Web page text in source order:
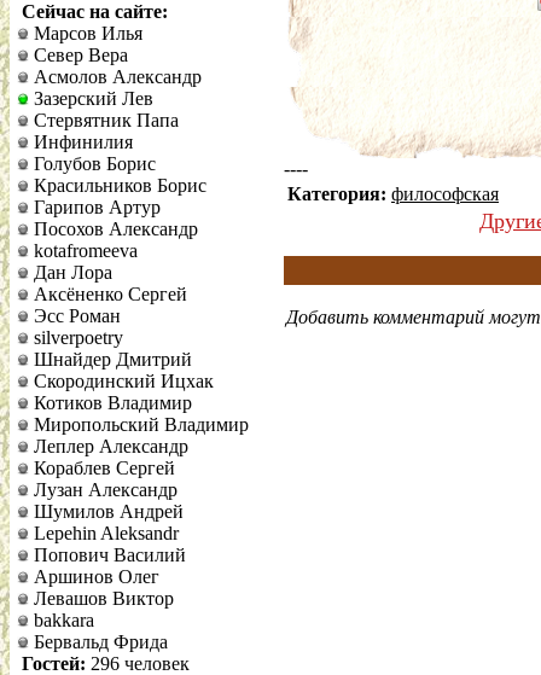
Сейчас на сайте:
Марсов Илья
Север Вера
Асмолов Александр
Зазерский Лев
Стервятник Папа
Инфинилия
Голубов Борис
Красильников Борис
Гарипов Артур
Посохов Александр
kotafromeeva
Дан Лора
Аксёненко Сергей
Эсс Роман
silverpoetry
Шнайдер Дмитрий
Скородинский Ицхак
Котиков Владимир
Миропольский Владимир
Леплер Александр
Кораблев Сергей
Лузан Александр
Шумилов Андрей
Lepehin Aleksandr
Попович Василий
Аршинов Олег
Левашов Виктор
bakkara
Бервальд Фрида
Гостей: 296 человек
----
Категория: философская
Добавить комментарий